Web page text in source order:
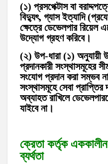
(১) প্রসপেক্টাস বা
বিদ্যুৎ, গ্যাস ইত্যাদি
ক্ষেত্রে ডেভেলপার রিয়েল
উদ্যোগ গ্রহণ করিবে।
(২) উপ-ধারা (১) অনুযায়ী
প্রদানকারী সংস্থাসমূহের
সংযোগ প্রদান করা সম্ভব
সংস্থাসমূহে সেবা
অব্যাহত রাখিলে
যাইবে না।
ক্রেতা কর্তৃক
ব্যর্থতা